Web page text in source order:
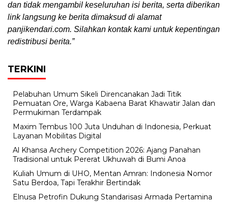
dan tidak mengambil keseluruhan isi berita, serta diberikan
link langsung ke berita dimaksud di alamat
panjikendari.com. Silahkan kontak kami untuk kepentingan
redistribusi berita.”
TERKINI
Pelabuhan Umum Sikeli Direncanakan Jadi Titik
Pemuatan Ore, Warga Kabaena Barat Khawatir Jalan dan
Permukiman Terdampak
Maxim Tembus 100 Juta Unduhan di Indonesia, Perkuat
Layanan Mobilitas Digital
Al Khansa Archery Competition 2026: Ajang Panahan
Tradisional untuk Pererat Ukhuwah di Bumi Anoa
Kuliah Umum di UHO, Mentan Amran: Indonesia Nomor
Satu Berdoa, Tapi Terakhir Bertindak
Elnusa Petrofin Dukung Standarisasi Armada Pertamina